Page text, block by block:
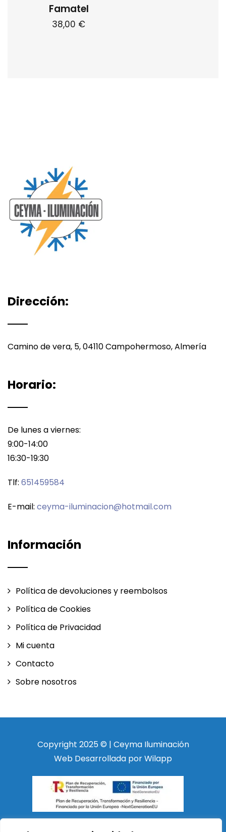
Famatel
38,00 €
Dirección:
Camino de vera, 5, 04110 Campohermoso, Almería
Horario:
De lunes a viernes:
9:00-14:00
16:30-19:30
Tlf: 651459584
E-mail: ceyma-iluminacion@hotmail.com
Información
Política de devoluciones y reembolsos
Política de Cookies
Política de Privacidad
Mi cuenta
Contacto
Sobre nosotros
Copyright 2025 © | Ceyma Iluminación
Web Desarrollada por Wilapp